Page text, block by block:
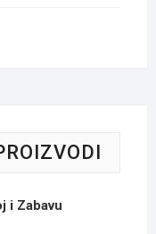
i Zabavu